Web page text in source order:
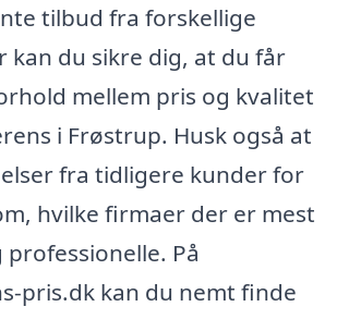
tilbud fra forskellige
kan du sikre dig, at du får
mellem pris og kvalitet
i Frøstrup. Husk også at
fra tidligere kunder for
hvilke firmaer der er mest
På
pris.dk kan du nemt finde